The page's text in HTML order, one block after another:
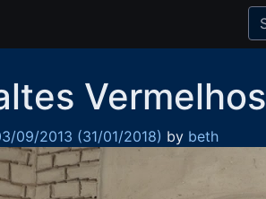
Vermelhos
09/2013 (31/01/2018) bybeth